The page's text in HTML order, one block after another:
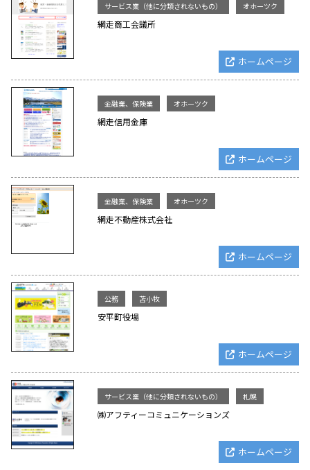
サービス業（他に分類されないもの） オホーツク
網走商工会議所
ホームページ
金融業、保険業 オホーツク
網走信用金庫
ホームページ
金融業、保険業 オホーツク
網走不動産株式会社
ホームページ
公務 苫小牧
安平町役場
ホームページ
サービス業（他に分類されないもの） 札幌
㈱アフティーコミュニケーションズ
ホームページ